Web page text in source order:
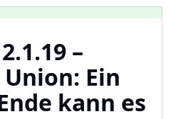
–
Ein
kann es